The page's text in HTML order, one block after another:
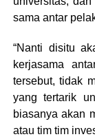
sama antar
“Nanti disitu
kerjasama
tersebut, tidak
yang tertarik
biasanya akan
atau tim tim